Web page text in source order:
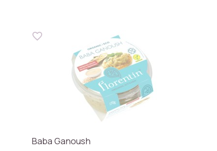
Baba Ganoush